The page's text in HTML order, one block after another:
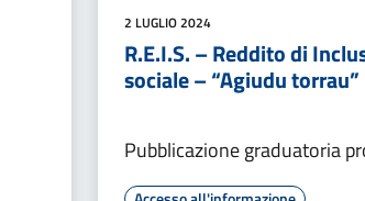
2 LUGLIO 2024
R.E.I.S. – Reddito di
sociale – “Agiudu torrau”
Pubblicazione graduatoria